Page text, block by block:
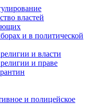
властей
и в политической
и власти
и праве
и полицейское